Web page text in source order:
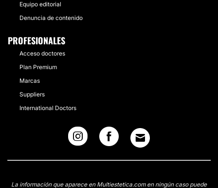
Equipo editorial
Denuncia de contenido
PROFESIONALES
Acceso doctores
Plan Premium
Marcas
Suppliers
International Doctors
La información que aparece en Multiestetica.com en ningún caso puede